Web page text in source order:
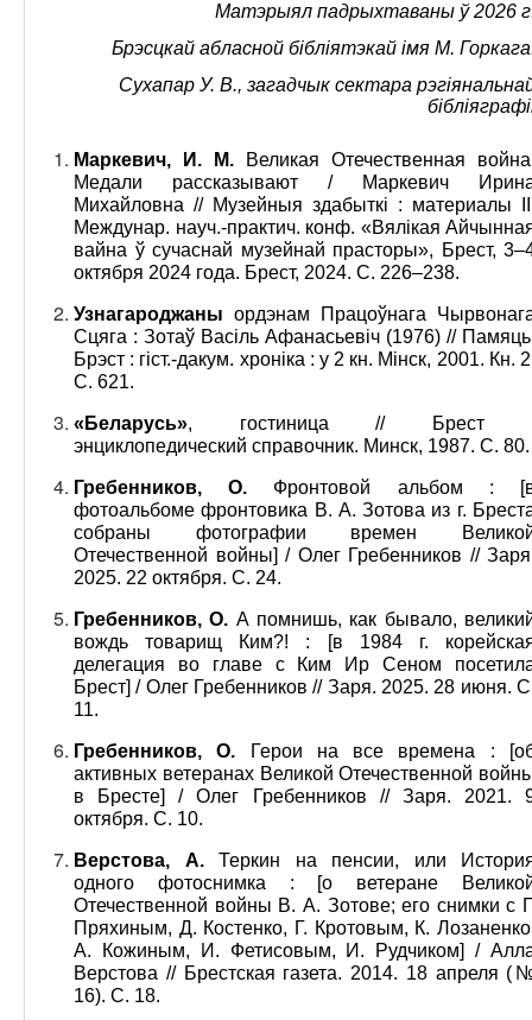
Матэрыял падрыхтаваны ў 2026
Брэсцкай абласной бiблiятэкай iмя М.
Сухапар У. В., загадчык сектара
бiблiяграф
Маркевич, И. М. Великая Отечественная
Медали рассказывают / Маркевич
Михайловна // Музейныя здабыткі : материалы
Междунар. науч.-практич. конф. «Вялікая
вайна ў сучаснай музейнай прасторы», Брест,
октября 2024 года. Брест, 2024. С. 226–238.
Узнагароджаны ордэнам Працоўнага
Сцяга : Зотаў Васіль Афанасьевіч (1976) //
Брэст : гіст.-дакум. хроніка : у 2 кн. Мінск, 2001. Кн.
С. 621.
«Беларусь», гостиница // Брест
энциклопедический справочник. Минск, 1987. С. 80.
Гребенников, О. Фронтовой альбом :
фотоальбоме фронтовика В. А. Зотова из г.
собраны фотографии времен
Отечественной войны] / Олег Гребенников //
2025. 22 октября. С. 24.
Гребенников, О. А помнишь, как бывало,
вождь товарищ Ким?! : [в 1984 г.
делегация во главе с Ким Ир Сеном
Брест] / Олег Гребенников // Заря. 2025. 28 июня.
11.
Гребенников, О.
Герои на все времена :
активных ветеранах Великой Отечественной
в Бресте] / Олег Гребенников // Заря. 2021.
октября. С. 10.
Верстова, А.Теркин на пенсии, или
одного фотоснимка : [о ветеране
Отечественной войны В. А. Зотове; его снимки с
Пряхиным, Д. Костенко, Г. Кротовым, К.
А. Кожиным, И. Фетисовым, И. Рудчиком] /
Верстова // Брестская газета. 2014. 18 апреля
16). С. 18.